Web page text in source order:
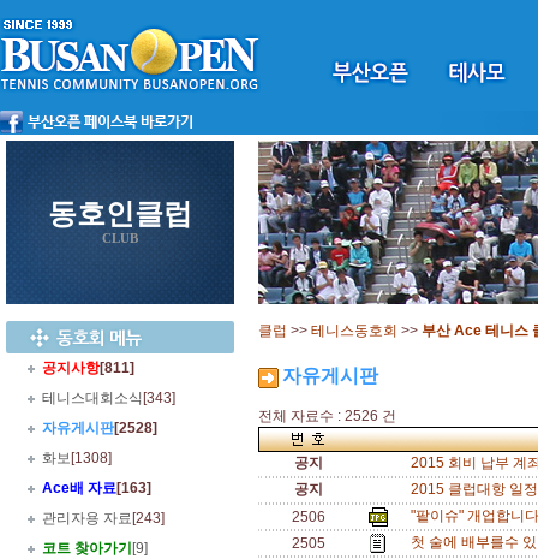
동호인클럽
CLUB
공지사항[811]
테니스대회소식 [343]
자유게시판[2528]
화보 [1308]
Ace배 자료[163]
관리자용 자료 [243]
코트 찾아가기 [9]
클럽 >> 테니스동호회 >> 부산 Ace 테니스
자유게시판
전체 자료수 : 2526 건
공지
2015 회비 납부 계
공지
2015 클럽대항 일
2506
"팥이슈" 개업합니
2505
첫 술에 배부를수